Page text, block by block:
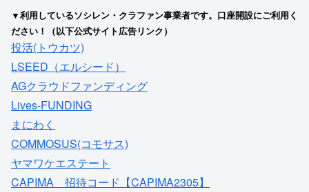
▼利用しているソシレン・クラファン事業者です。口座開設にご利用く
ださい！（以下公式サイト広告リンク）
投活(トウカツ)
LSEED（エルシード）
AGクラウドファンディング
Lives-FUNDING
まにわく
COMMOSUS(コモサス)
ヤマワケエステート
CAPIMA 招待コード【CAPIMA2305】